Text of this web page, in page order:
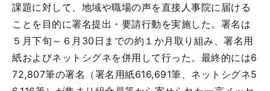
課題に対して、地域や職場の声を直接人事院に届ける
ことを目的に署名提出・要請行動を実施した。署名は
５月下旬～６月30日までの約１か月取り組み、署名用
紙およびネットシグネを併用して行った。最終的には6
72,807筆の署名（署名用紙616,691筆、ネットシグネ5